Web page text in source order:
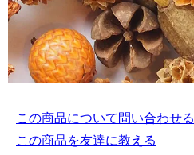
この商品について問い合わせる
この商品を友達に教える